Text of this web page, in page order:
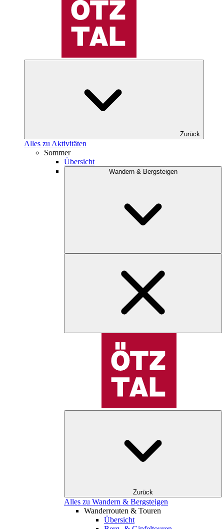
Zurück
Alles zu Aktivitäten
Sommer
Übersicht
Wandern & Bergsteigen
Zurück
Alles zu Wandern & Bergsteigen
Wanderrouten & Touren
Übersicht